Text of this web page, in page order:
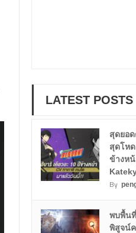
LATEST POSTS
สุดยอ
สุดโหด
ข้างห
By
พบพื้นที่
พิสูจน์